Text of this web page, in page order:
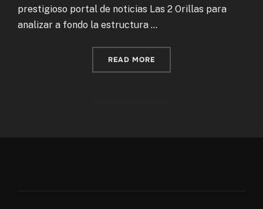
prestigioso portal de noticias Las 2 Orillas para
analizar a fondo la estructura …
READ MORE